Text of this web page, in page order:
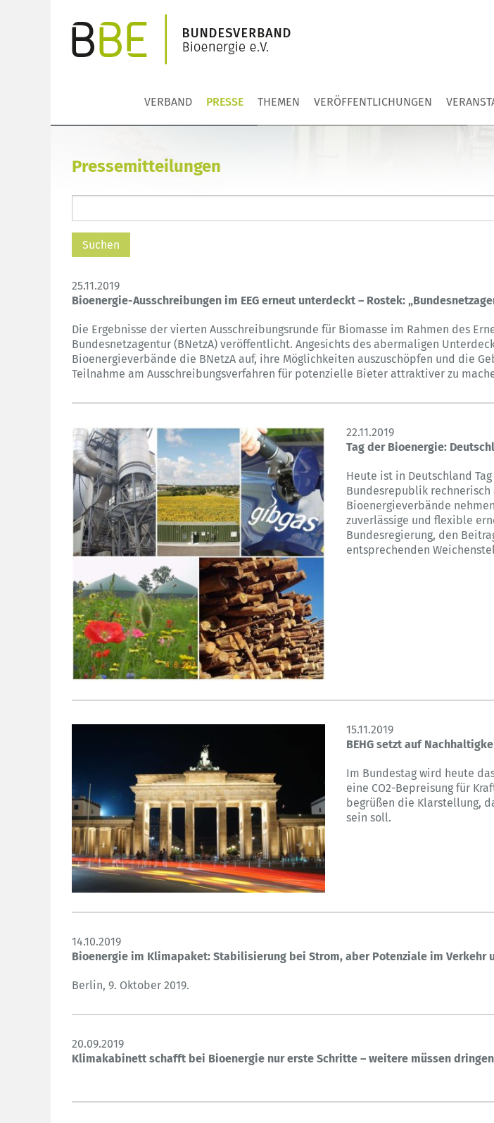
VERBAND PRESSE THEMEN VERÖFFENTLICHUNGEN
Pressemitteilungen
25.11.2019
Bioenergie-Ausschreibungen im EEG erneut unterdeckt – Rostek:
Die Ergebnisse der vierten Ausschreibungsrunde für Biomasse im Rahmen des
Bundesnetzagentur (BNetzA) veröffentlicht. Angesichts des abermaligen
Bioenergieverbände die BNetzA auf, ihre Möglichkeiten auszuschöpfen und die
Teilnahme am Ausschreibungsverfahren für potenzielle Bieter attraktiver zu
22.11.2019
Tag der Bioenergie:
Heute ist in Deutschland
Bundesrepublik
Bioenergieverbände
zuverlässige und flexible
Bundesregierung, den
entsprechenden
15.11.2019
BEHG setzt auf
Im Bundestag wird heute
eine CO2-Bepreisung für
begrüßen die Klarstellung,
sein soll.
14.10.2019
Bioenergie im Klimapaket: Stabilisierung bei Strom, aber Potenziale im Verkehr
Berlin, 9. Oktober 2019.
20.09.2019
Klimakabinett schafft bei Bioenergie nur erste Schritte – weitere müssen